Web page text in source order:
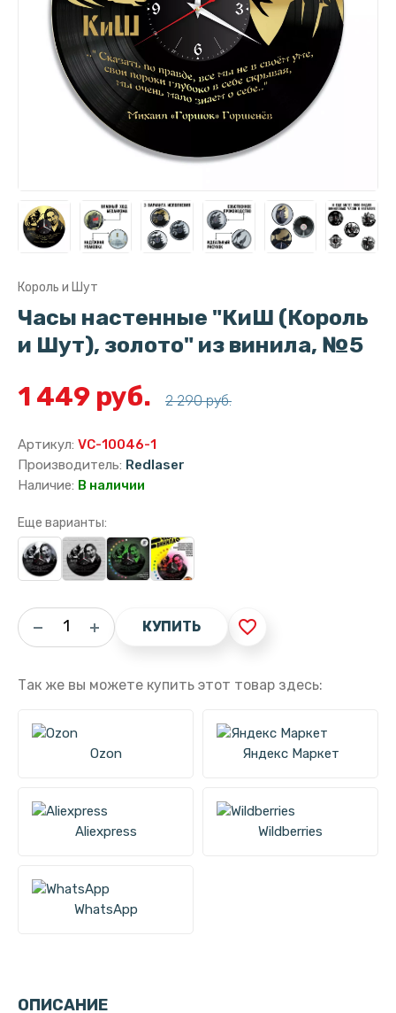
Король и Шут
Часы настенные "КиШ (Король
и Шут), золото" из винила, №5
1 449 руб. 2 290 руб.
Артикул: VC-10046-1
Производитель: Redlaser
Наличие: В наличии
Еще варианты:
КУПИТЬ favorite_border
Так же вы можете купить этот товар здесь:
Ozon Яндекс Маркет
Aliexpress Wildberries
WhatsApp
ОПИСАНИЕ